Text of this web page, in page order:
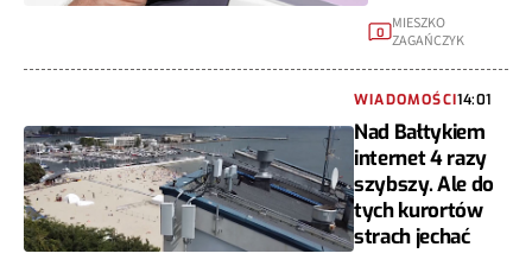
0
MIESZKO
ZAGAŃCZYK
WIADOMOŚCI14:01
Nad Bałtykiem
internet 4 razy
szybszy. Ale do
tych kurortów
strach jechać